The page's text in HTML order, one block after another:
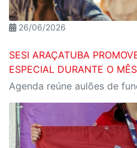
26/06/2026
SESI ARAÇATUBA
ESPECIAL DURANTE O